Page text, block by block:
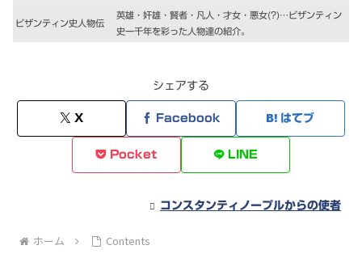
ビザンティン史人物伝
英雄・奸雄・賢者・凡人・才女・悪女(?)…ビザンティン
史一千年を彩った人物達の紹介。
シェアする
X Facebook はてブ
Pocket LINE
コンスタンティノープルからの使者
ホーム Contents